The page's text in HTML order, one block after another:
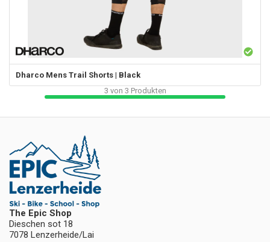
Dharco Mens Trail Shorts | Black
3 von 3 Produkten
The Epic Shop
Dieschen sot 18
7078 Lenzerheide/Lai